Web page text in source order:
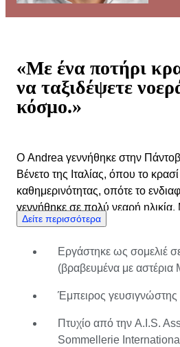
«Με ένα ποτήρι
να ταξιδέψετε
κόσμο.»
Ο Andrea γεννήθηκε στην
Βένετο της Ιταλίας, όπου το
καθημερινότητας, οπότε το ενδιαφέρον του γι΄αυτό
γεννήθηκε σε πολύ νεαρή ηλικία.
βαθύτερο ενδιαφέρον του για το κρασί και
πρόγραμμα σπουδών AIS
αντίστοιχο πτυχίο το 2013. Λίγα χρόνια αργότερα ο
Andrea μετακόμισε στο
αστέρι Michelin, το οποίο τον
σπουδές του στο Court of Master Sommeliers. Ο κρύος
Δείτε περισσότερα
Εργάστηκε ως σομελιέ
(βραβευμένα με αστέρια
Έμπειρος
Πτυχίο από την A.I.S.
Sommellerie